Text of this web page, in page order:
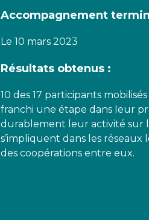
Accompagnement
Le 10 mars 2023
Résultats obtenus :
10 des 17 participants
franchi une étape dans leur
durablement leur activité sur
s’impliquent dans les réseaux
des coopérations entre eux.